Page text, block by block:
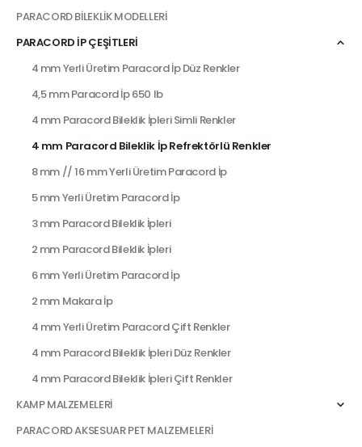
PARACORD BİLEKLİK MODELLERİ
PARACORD İP ÇEŞİTLERİ
4 mm Yerli Üretim Paracord İp Düz Renkler
4,5 mm Paracord İp 650 lb
4 mm Paracord Bileklik İpleri Simli Renkler
4 mm Paracord Bileklik İp Refrektörlü Renkler
8 mm // 16 mm Yerli Üretim Paracord İp
5 mm Yerli Üretim Paracord İp
3 mm Paracord Bileklik İpleri
2 mm Paracord Bileklik İpleri
6 mm Yerli Üretim Paracord İp
2 mm Makara İp
4 mm Yerli Üretim Paracord Çift Renkler
4 mm Paracord Bileklik İpleri Düz Renkler
4 mm Paracord Bileklik İpleri Çift Renkler
KAMP MALZEMELERİ
PARACORD AKSESUAR PET MALZEMELERİ